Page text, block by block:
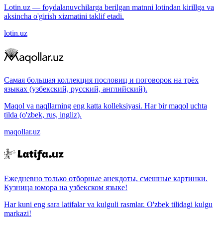
Lotin.uz — foydalanuvchilarga berilgan matnni lotindan kirillga va
aksincha o'girish xizmatini taklif etadi.
lotin.uz
Самая большая коллекция пословиц и поговорок на трёх
языках (узбекский, русский, английский).
Maqol va naqllarning eng katta kolleksiyasi. Har bir maqol uchta
tilda (o'zbek, rus, ingliz).
maqollar.uz
Ежедневно только отборные анекдоты, смешные картинки.
Кузница юмора на узбекском языке!
Har kuni eng sara latifalar va kulguli rasmlar. O'zbek tilidagi kulgu
markazi!